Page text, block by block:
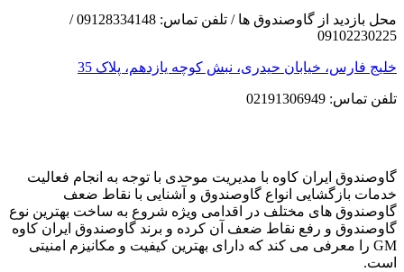
محل بازدید از گاوصندوق ها / تلفن تماس: 09128334148 /
09102230225
خلیج فارس، خیابان حیدری، نبش کوچه یازدهم، پلاک 35
تلفن تماس: 02191306949
گاوصندوق ایران کاوه با مدیریت موحدی با توجه به انجام فعالیت
خدمات بازگشایی انواع گاوصندوق و آشنایی با نقاط ضعف
گاوصندوق های مختلف در اقدامی ویژه شروع به ساخت بهترین نوع
گاوصندوق و رفع نقاط ضعف آن کرده و برند گاوصندوق ایران کاوه
GM را معرفی می کند که دارای بهترین کیفیت و مکانیزم امنیتی
است.